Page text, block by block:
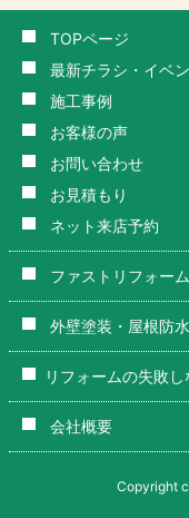
TOPページ
最新チラシ・イベ
施工事例
お客様の声
お問い合わせ
お見積もり
ネット来店予約
ファストリフォーム
外壁塗装・屋根防
リフォームの失敗
会社概要
Copyright